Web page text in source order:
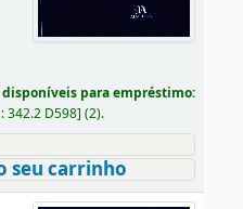
para empréstimo:
342.2 D598] (2).
seu carrinho